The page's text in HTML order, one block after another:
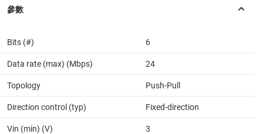
Bits (#) 6
Data rate (max) (Mbps) 24
Topology Push-Pull
Direction control (typ) Fixed-direction
Vin (min) (V) 3